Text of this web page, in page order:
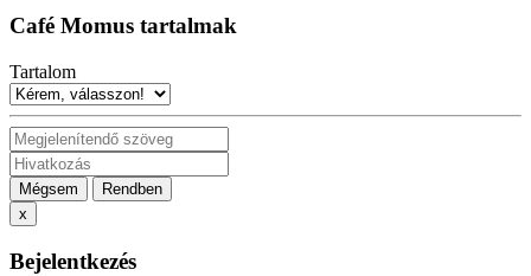
Café Momus tartalmak
Tartalom
Mégsem
Rendben
x
Bejelentkezés